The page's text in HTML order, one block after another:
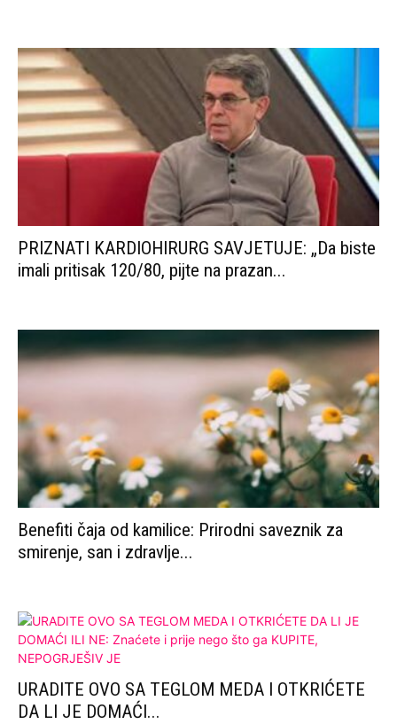
PRIZNATI KARDIOHIRURG SAVJETUJE: „Da biste
imali pritisak 120/80, pijte na prazan...
Benefiti čaja od kamilice: Prirodni saveznik za
smirenje, san i zdravlje...
URADITE OVO SA TEGLOM MEDA I OTKRIĆETE
DA LI JE DOMAĆI...